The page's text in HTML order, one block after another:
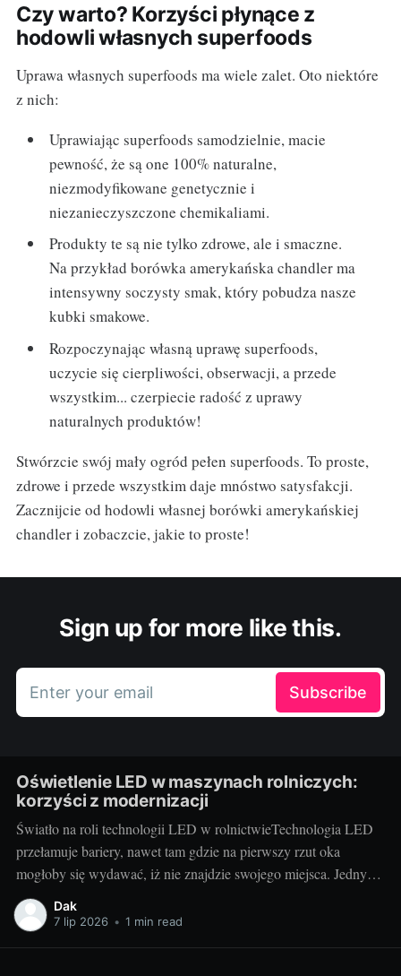
Czy warto? Korzyści płynące z
hodowli własnych superfoods
Uprawa własnych superfoods ma wiele zalet. Oto niektóre
z nich:
Uprawiając superfoods samodzielnie, macie
pewność, że są one 100% naturalne,
niezmodyfikowane genetycznie i
niezanieczyszczone chemikaliami.
Produkty te są nie tylko zdrowe, ale i smaczne.
Na przykład borówka amerykańska chandler ma
intensywny soczysty smak, który pobudza nasze
kubki smakowe.
Rozpoczynając własną uprawę superfoods,
uczycie się cierpliwości, obserwacji, a przede
wszystkim... czerpiecie radość z uprawy
naturalnych produktów!
Stwórzcie swój mały ogród pełen superfoods. To proste,
zdrowe i przede wszystkim daje mnóstwo satysfakcji.
Zacznijcie od hodowli własnej borówki amerykańskiej
chandler i zobaczcie, jakie to proste!
Sign up for more like this.
Enter your email Subscribe
Oświetlenie LED w maszynach rolniczych:
korzyści z modernizacji
Światło na roli technologii LED w rolnictwieTechnologia LED
przełamuje bariery, nawet tam gdzie na pierwszy rzut oka
mogłoby się wydawać, iż nie znajdzie swojego miejsca. Jednym
z tych niespodziewanych obszarów jest rolnictwo. Właściwe
oświetlenie maszyn rolniczych, takich jak części do kombajnów
Dak
7 lip 2026 • 1 min read